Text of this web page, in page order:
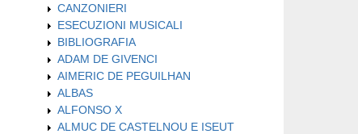
CANZONIERI
ESECUZIONI MUSICALI
BIBLIOGRAFIA
ADAM DE GIVENCI
AIMERIC DE PEGUILHAN
ALBAS
ALFONSO X
ALMUC DE CASTELNOU E ISEUT